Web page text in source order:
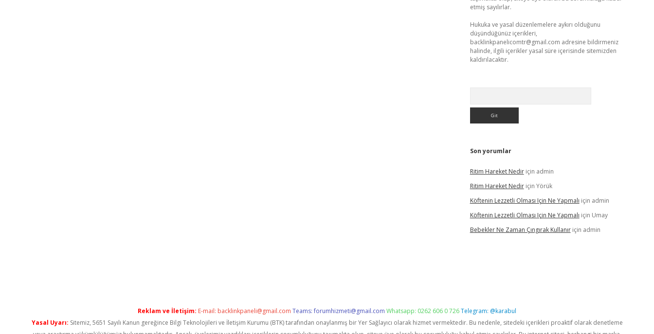
etmiş sayılırlar.
Hukuka ve yasal düzenlemelere aykırı olduğunu
düşündüğünüz içerikleri,
backlinkpanelicomtr@gmail.com adresine bildirmeniz
halinde, ilgili içerikler yasal süre içerisinde sitemizden
kaldırılacaktır.
Son yorumlar
Ritim Hareket Nediriçin admin
Ritim Hareket Nediriçin Yörük
Köftenin Lezzetli Olması Için Ne Yapmalı için admin
Köftenin Lezzetli Olması Için Ne Yapmalı için Umay
Bebekler Ne Zaman Çıngırak Kullanıriçin admin
Reklam ve İletişim: E-mail: backlinkpaneli@gmail.com Teams:forumhizmeti@gmail.com Whatsapp: 0262 606 0 726Telegram: @karabul
Yasal Uyarı: Sitemiz, 5651 Sayılı Kanun gereğince Bilgi Teknolojileri ve İletişim Kurumu (BTK) tarafından onaylanmış bir Yer Sağlayıcı olarak hizmet vermektedir. Bu nedenle, sitedeki içerikleri proaktif olarak denetleme